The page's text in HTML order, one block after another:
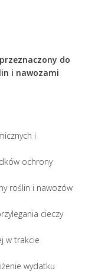
do
i nawozami
i
ochrony
roślin i nawozów
cieczy
w trakcie
wydatku